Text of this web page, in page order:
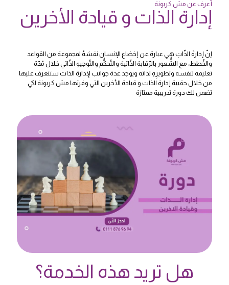
أعرف عن مش كربونة
إدارة الذات و قيادة الأخرين
إنّ إدارةَ الذّاتِ هي عبارة عن إخضاع الإنسان نفسَهُ لمجموعة من القواعد
والخُطط، مع الشُّعور بالرّقابة الذّاتية والتّحكُّم والتّوجيهِ الذّاتي خلال مُدّة
تعليمه لنفسه وتطويرِهِ لذاته ويوجد عدة جوانب لإدارة الذات سنتعرف عليها
من خلال حقيبة إدارة الذات و قيادة الأخرين التي وفرتها مش كربونة لكي
تضمن لك دورة تدريبية ممتازة
هل تريد هذه الخدمة؟